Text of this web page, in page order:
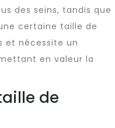
des seins, tandis que
certaine taille de
et nécessite un
en valeur la
de